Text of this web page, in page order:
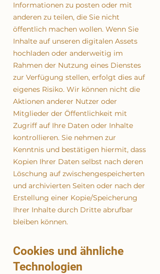
Informationen zu posten oder mit
anderen zu teilen, die Sie nicht
öffentlich machen wollen. Wenn Sie
Inhalte auf unseren digitalen Assets
hochladen oder anderweitig im
Rahmen der Nutzung eines Dienstes
zur Verfügung stellen, erfolgt dies auf
eigenes Risiko. Wir können nicht die
Aktionen anderer Nutzer oder
Mitglieder der Öffentlichkeit mit
Zugriff auf Ihre Daten oder Inhalte
kontrollieren. Sie nehmen zur
Kenntnis und bestätigen hiermit, dass
Kopien Ihrer Daten selbst nach deren
Löschung auf zwischengespeicherten
und archivierten Seiten oder nach der
Erstellung einer Kopie/Speicherung
Ihrer Inhalte durch Dritte abrufbar
bleiben können.
Cookies und ähnliche
Technologien